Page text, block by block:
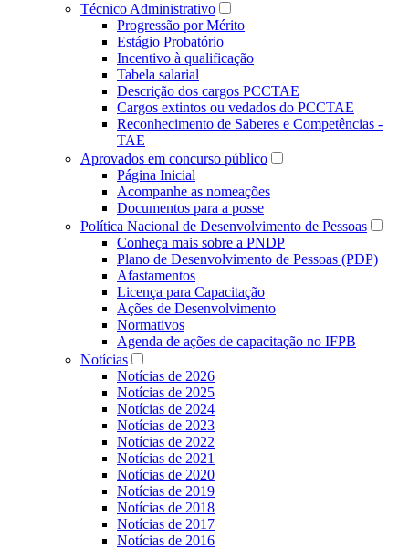
Técnico Administrativo
Progressão por Mérito
Estágio Probatório
Incentivo à qualificação
Tabela salarial
Descrição dos cargos PCCTAE
Cargos extintos ou vedados do PCCTAE
Reconhecimento de Saberes e Competências -
TAE
Aprovados em concurso público
Página Inicial
Acompanhe as nomeações
Documentos para a posse
Política Nacional de Desenvolvimento de Pessoas
Conheça mais sobre a PNDP
Plano de Desenvolvimento de Pessoas (PDP)
Afastamentos
Licença para Capacitação
Ações de Desenvolvimento
Normativos
Agenda de ações de capacitação no IFPB
Notícias
Notícias de 2026
Notícias de 2025
Notícias de 2024
Notícias de 2023
Notícias de 2022
Notícias de 2021
Notícias de 2020
Notícias de 2019
Notícias de 2018
Notícias de 2017
Notícias de 2016